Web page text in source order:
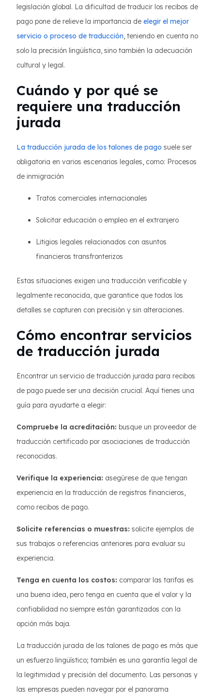
legislación global. La dificultad de traducir los recibos de
pago pone de relieve la importancia de elegir el mejor
servicio o proceso de traducción, teniendo en cuenta no
solo la precisión lingüística, sino también la adecuación
cultural y legal.
Cuándo y por qué se
requiere una traducción
jurada
La traducción jurada de los talones de pago suele ser
obligatoria en varios escenarios legales, como: Procesos
de inmigración
Tratos comerciales internacionales
Solicitar educación o empleo en el extranjero
Litigios legales relacionados con asuntos
financieros transfronterizos
Estas situaciones exigen una traducción verificable y
legalmente reconocida, que garantice que todos los
detalles se capturen con precisión y sin alteraciones.
Cómo encontrar servicios
de traducción jurada
Encontrar un servicio de traducción jurada para recibos
de pago puede ser una decisión crucial. Aquí tienes una
guía para ayudarte a elegir:
Compruebe la acreditación: busque un proveedor de
traducción certificado por asociaciones de traducción
reconocidas.
Verifique la experiencia: asegúrese de que tengan
experiencia en la traducción de registros financieros,
como recibos de pago.
Solicite referencias o muestras: solicite ejemplos de
sus trabajos o referencias anteriores para evaluar su
experiencia.
Tenga en cuenta los costos: comparar las tarifas es
una buena idea, pero tenga en cuenta que el valor y la
confiabilidad no siempre están garantizados con la
opción más baja.
La traducción jurada de los talones de pago es más que
un esfuerzo lingüístico; también es una garantía legal de
la legitimidad y precisión del documento. Las personas y
las empresas pueden navegar por el panorama